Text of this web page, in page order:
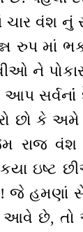
ચાર વંશ નું
રુપ માં
ને
સર્વનાંં
છો કે
રાજ વંશ
ઇષ્ટ
જે હમણાં
આવે છે,